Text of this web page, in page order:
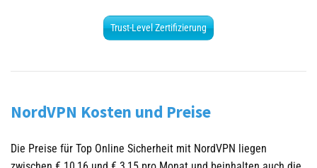
Trust-Level Zertifizierung
NordVPN Kosten und Preise
Die Preise für Top Online Sicherheit mit NordVPN liegen